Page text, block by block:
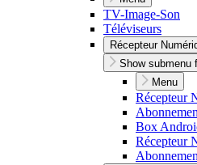
TV-Image-Son
Téléviseurs
Récepteur
Show submenu
Menu
Récepteur
Box
Récepteur